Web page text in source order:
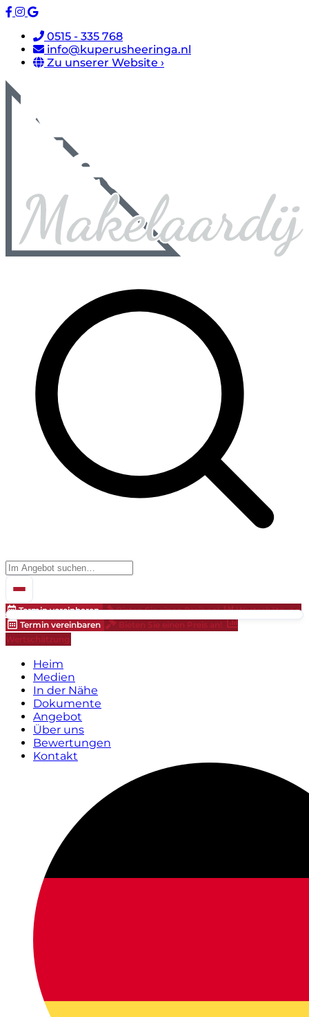
0515 - 335 768
info@kuperusheeringa.nl
Zu unserer Website ›
Termin vereinbaren Bieten Sie einen Preis an!
Wertschätzung
Termin vereinbaren
Bieten Sie einen Preis an!
Wertschätzung
Heim
Medien
In der Nähe
Dokumente
Angebot
Über uns
Bewertungen
Kontakt